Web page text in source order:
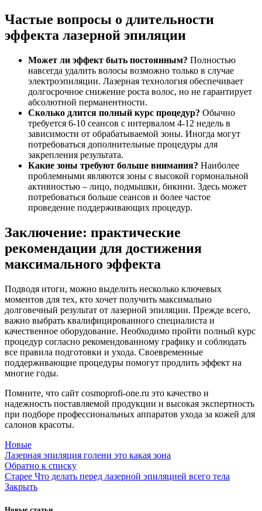
Частые вопросы о длительности
эффекта лазерной эпиляции
Может ли эффект быть постоянным? Полностью
навсегда удалить волосы возможно только в случае
электроэпиляции. Лазерная технология обеспечивает
долгосрочное снижение роста волос, но не гарантирует
абсолютной перманентности.
Сколько длится полный курс процедур? Обычно
требуется 6-10 сеансов с интервалом 4-12 недель в
зависимости от обрабатываемой зоны. Иногда могут
потребоваться дополнительные процедуры для
закрепления результата.
Какие зоны требуют больше внимания? Наиболее
проблемными являются зоны с высокой гормональной
активностью – лицо, подмышки, бикини. Здесь может
потребоваться больше сеансов и более частое
проведение поддерживающих процедур.
Заключение: практические
рекомендации для достижения
максимального эффекта
Подводя итоги, можно выделить несколько ключевых
моментов для тех, кто хочет получить максимально
долговечный результат от лазерной эпиляции. Прежде всего,
важно выбрать квалифицированного специалиста и
качественное оборудование. Необходимо пройти полный курс
процедур согласно рекомендованному графику и соблюдать
все правила подготовки и ухода. Своевременные
поддерживающие процедуры помогут продлить эффект на
многие годы.
Помните, что сайт cosmoprofi-one.ru это качество и
надежность поставляемой продукции и высокая экспертность
при подборе профессиональных аппаратов ухода за кожей для
салонов красоты.
Новые
Лазерная эпиляция голени это какая зона
Обратно к списку
Старее Что делать перед лазерной эпиляцией всего тела
Закрыть